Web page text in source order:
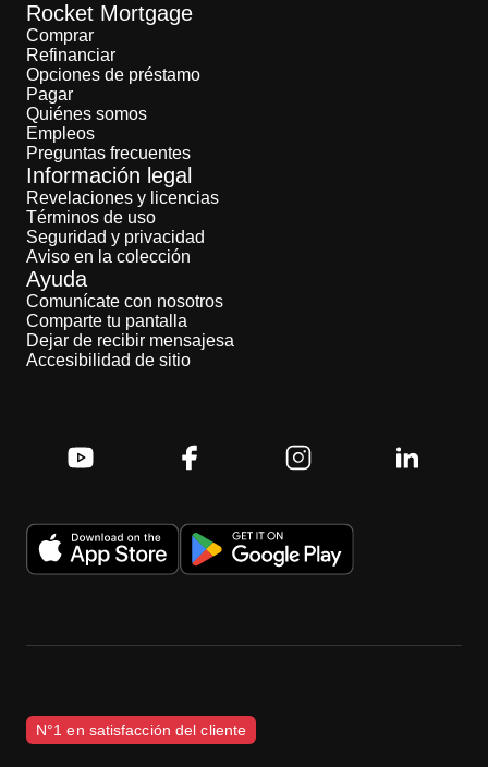
Rocket Mortgage
Comprar
Refinanciar
Opciones de préstamo
Pagar
Quiénes somos
Empleos
Preguntas frecuentes
Información legal
Revelaciones y licencias
Términos de uso
Seguridad y privacidad
Aviso en la colección
Ayuda
Comunícate con nosotros
Comparte tu pantalla
Dejar de recibir mensajesa
Accesibilidad de sitio
N°1 en satisfacción del cliente